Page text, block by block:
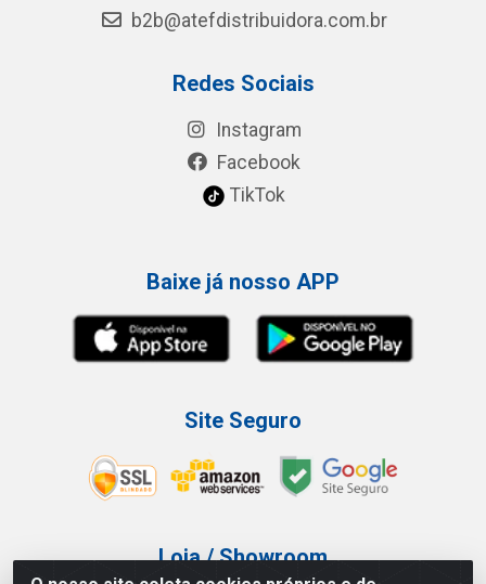
b2b@atefdistribuidora.com.br
Redes Sociais
Instagram
Facebook
TikTok
Baixe já nosso APP
Site Seguro
Loja / Showroom